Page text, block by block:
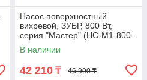
Насос поверхностный
вихревой, ЗУБР, 800 Вт,
серия "Мастер" (НС-М1-800-
Ч)
В наличии
42 210 ₸ 46 900 ₸